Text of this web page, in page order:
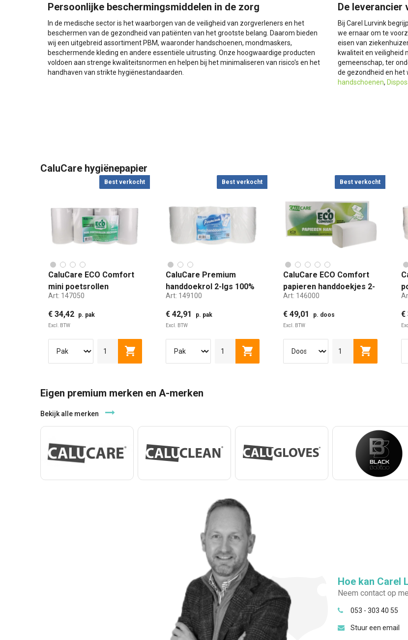
Persoonlijke beschermingsmiddelen in de zorg
In de medische sector is het waarborgen van de veiligheid van zorgverleners en het
beschermen van de gezondheid van patiënten van het grootste belang. Daarom bieden
wij een uitgebreid assortiment PBM, waaronder handschoenen, mondmaskers,
beschermende kleding en andere essentiële uitrusting. Onze hoogwaardige producten
voldoen aan strenge kwaliteitsnormen en helpen bij het minimaliseren van risico's en het
handhaven van strikte hygiënestandaarden.
De leverancier
Bij Carel Lurvink
we ernaar om te
eisen van
kwaliteit en veiligheid
gemeenschap, ter
de gezondheid en het
handschoenen,
CaluCare hygiënepapier
Best verkocht
CaluCare ECO Comfort
mini poetsrollen
recycled 1-lgs met kern
12x120mtr
Art: 147050
€ 34,42 p. pak
Excl. BTW
Toevoegen aan winkelwagen
Best verkocht
CaluCare Premium
handdoekrol 2-lgs 100%
cellulose 6 rollen 20cm x
140mtr
Art: 149100
€ 42,91 p. pak
Excl. BTW
Toevoegen aan winkelwagen
Best verkocht
CaluCare ECO Comfort
papieren handdoekjes 2-
lgs V-vouw 23x25cm
3750 stuks
Art: 146000
€ 49,01 p. doos
Excl. BTW
Toevoegen
€
Eigen premium merken en A-merken
Bekijk alle merken
Hoe kan Carel
Neem contact op
053 - 303 40 55
Stuur een email